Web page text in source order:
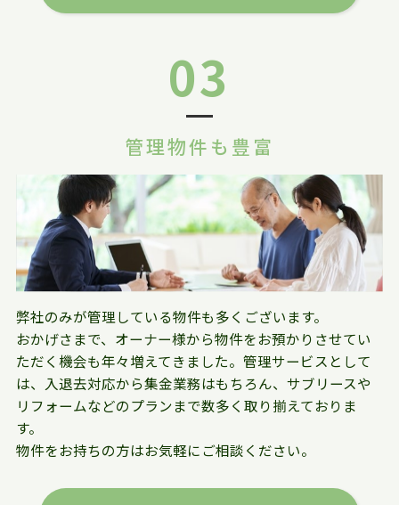
03
管理物件も豊富
弊社のみが管理している物件も多くございます。
おかげさまで、オーナー様から物件をお預かりさせてい
ただく機会も年々増えてきました。管理サービスとして
は、入退去対応から集金業務はもちろん、サブリースや
リフォームなどのプランまで数多く取り揃えておりま
す。
物件をお持ちの方はお気軽にご相談ください。